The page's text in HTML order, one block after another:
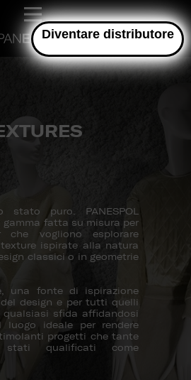
stato puro. PANESPOL
gamma fatta su misura per
che vogliono esplorare
ispirate alla natura
classici o in geometrie
una fonte di ispirazione
design e per tutti quelli
sfida affidandosi
luogo ideale per rendere
progetti che tante
qualificati come
Diventare distributore